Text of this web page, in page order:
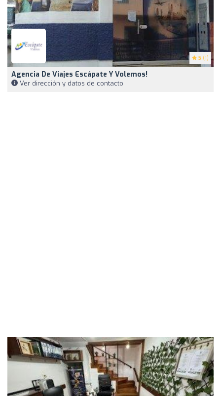
5 (1)
Agencia De Viajes Escápate Y Volemos!
Ver dirección y datos de contacto